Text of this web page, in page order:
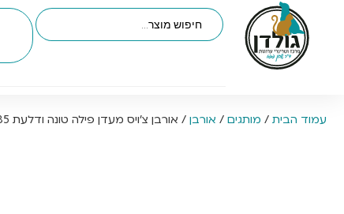
עמוד הבית / מותגים / אורבן / אורבן צ’ויס מעדן פילה טונה ודלעת 85גר